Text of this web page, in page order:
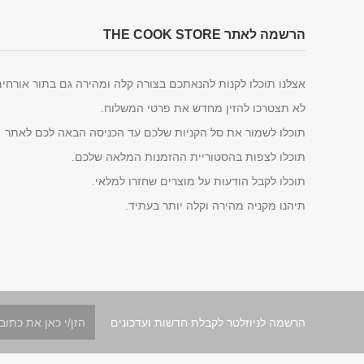
הרשמה לאתר THE COOK STORE
אצלנו תוכלו לקנות להנאתכם בצורה קלה ומהירה גם בתור
לא תצטרכו להזין מחדש את פרטי המשלוח.
תוכלו לשמור את סל הקניות שלכם עד הכניסה הבאה לכם לאתר
תוכלו לצפות בהסטוריית ההזמנות המלאה שלכם.
תוכלו לקבל הודעות על מוצרים שחזרו למלאי.
תיהנו מקניה מהירה וקלה יותר בעתיד.
הרשמה לניוזלטר לקבלת חדשות ועדכונים